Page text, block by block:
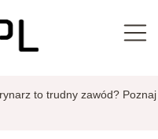
to trudny zawód? Poznaj